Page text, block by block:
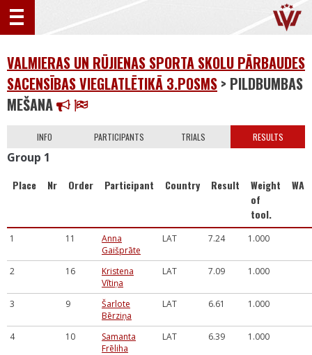
VALMIERAS UN RŪJIENAS SPORTA SKOLU PĀRBAUDES
SACENSĪBAS VIEGLATLĒTIKĀ 3.POSMS > PILDBUMBAS
MEŠANA
INFO PARTICIPANTS TRIALS RESULTS
Group 1
Place Nr Order Participant Country Result
Weight
of
tool.
WA
1 11
Anna
Gaišprāte
LAT 7.24 1.000
2 16
Kristena
Vītiņa
LAT 7.09 1.000
3 9
Šarlote
Bērziņa
LAT 6.61 1.000
4 10
Samanta
Frēliha
LAT 6.39 1.000